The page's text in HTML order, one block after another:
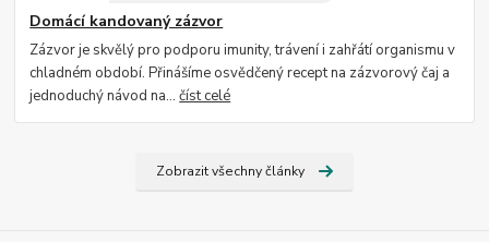
Domácí kandovaný zázvor
Zázvor je skvělý pro podporu imunity, trávení i zahřátí organismu v
chladném období. Přinášíme osvědčený recept na zázvorový čaj a
jednoduchý návod na...číst celé
Zobrazit všechny články